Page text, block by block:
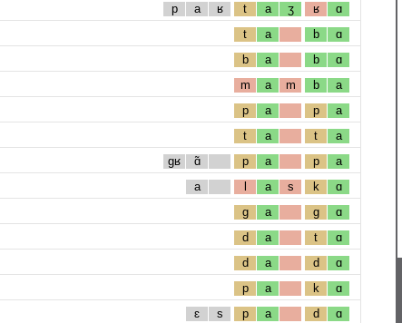
p a ʁ t a ʒ ʁ ɑ
t a b ɑ
b a b ɑ
m a m b a
p a p a
t a t a
gʁ ɑ̃ p a p a
a l a s k ɑ
g a g ɑ
d a t ɑ
d a d ɑ
p a k ɑ
ɛ s p a d ɑ